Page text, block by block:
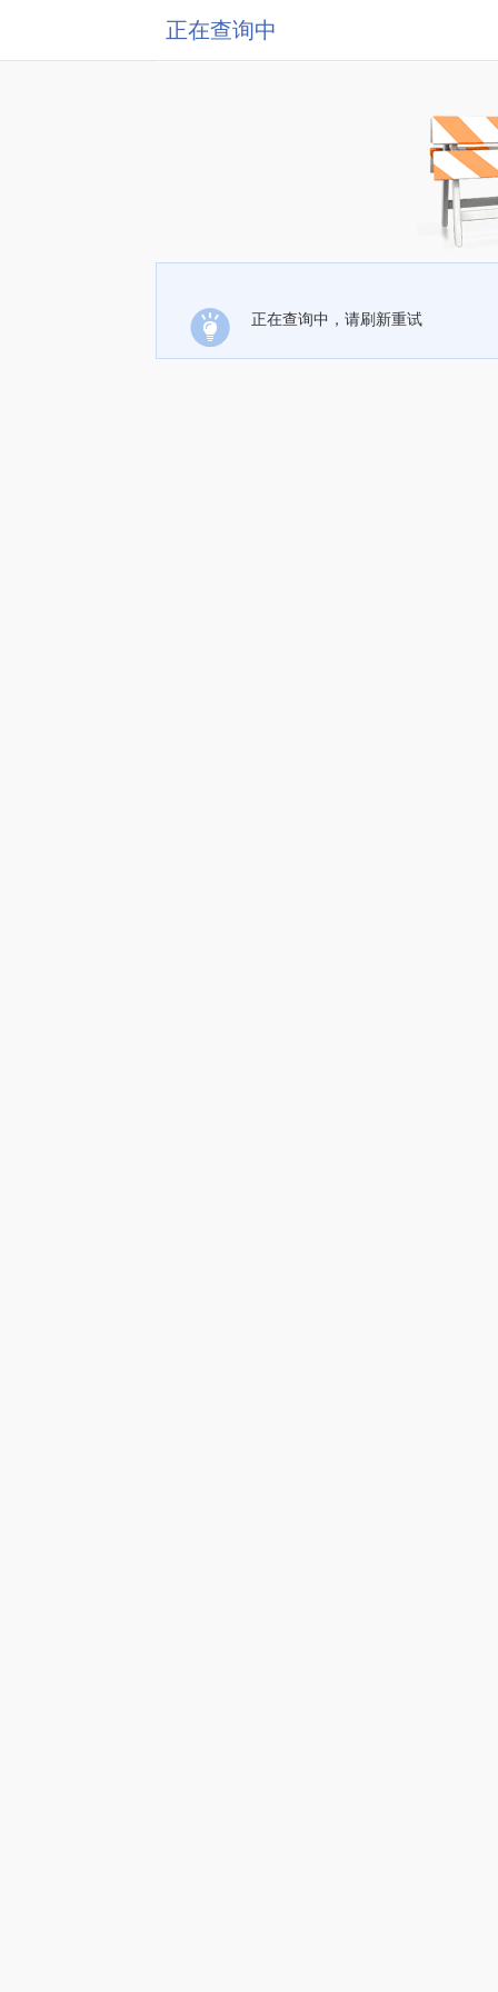
正在查询中
正在查询中，请刷新重试